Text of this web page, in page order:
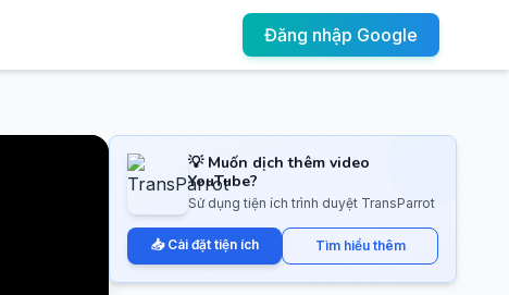
Đăng nhập Google
💡 Muốn dịch thêm video
YouTube?
Sử dụng tiện ích trình duyệt TransParrot
📥 Cài đặt tiện ích Tìm hiểu thêm